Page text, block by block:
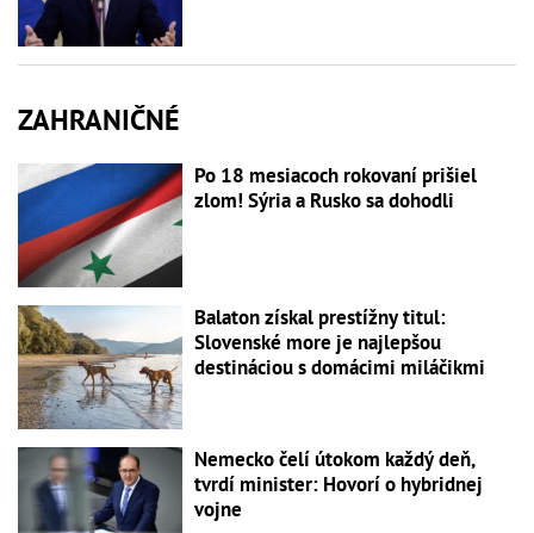
ZAHRANIČNÉ
Po 18 mesiacoch rokovaní prišiel
zlom! Sýria a Rusko sa dohodli
Balaton získal prestížny titul:
Slovenské more je najlepšou
destináciou s domácimi miláčikmi
Nemecko čelí útokom každý deň,
tvrdí minister: Hovorí o hybridnej
vojne